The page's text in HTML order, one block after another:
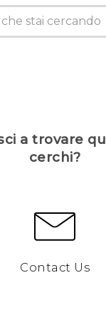
a trovare
cerchi?
Contact Us